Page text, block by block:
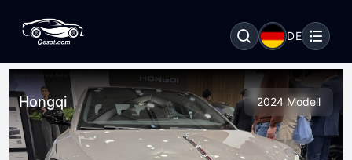
DE
Hongqi 2024 Modell